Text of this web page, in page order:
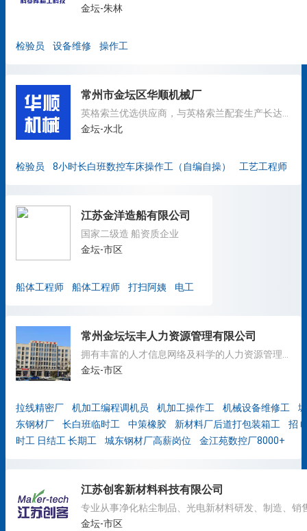
金坛-朱林
检验员 设备维修 操作工
常州市金坛区华顺机械厂
金坛-水北
检验员 8小时长白班数控车床操作工（自编自操） 工艺工程师
江苏金洋造船有限公司
国家二级造 船资质企业
金坛-市区
船体工程师 船体工程师 打扫阿姨 电工
常州金坛坛丰人力资源管理有限公司
金坛-市区
拉线精密厂 机加工编程调机员 机加工操作工 机械设备维修工
城
东钢材厂
长白班临时工 中策橡胶 新材料厂后道打包装箱工
招
时工 日结工 长期工
城东钢材厂高薪岗位 金江苑数控厂8000+
江苏创客新材料科技有限公司
金坛-市区